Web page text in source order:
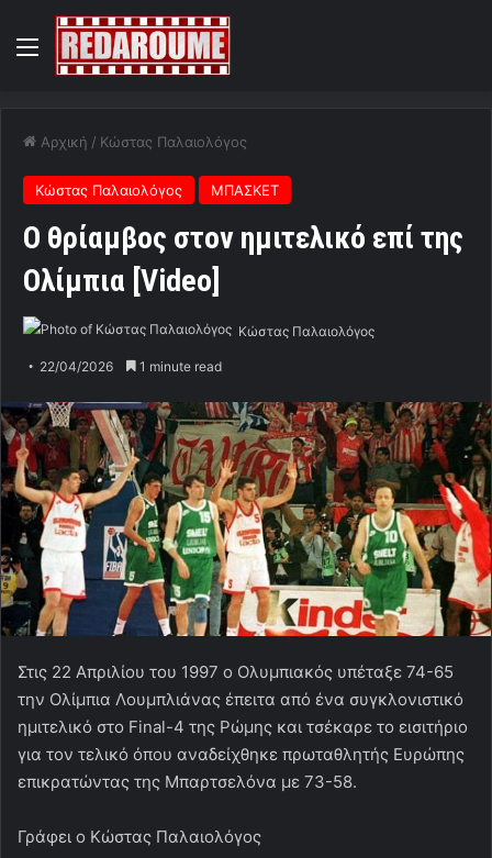
Menu
Αρχική / Κώστας Παλαιολόγος
Κώστας Παλαιολόγος ΜΠΑΣΚΕΤ
O θρίαμβος στον ημιτελικό επί της
Ολίμπια [Video]
Κώστας Παλαιολόγος
22/04/2026 1 minute read
Στις 22 Απριλίου του 1997 ο Ολυμπιακός υπέταξε 74-65
την Ολίμπια Λουμπλιάνας έπειτα από ένα συγκλονιστικό
ημιτελικό στο Final-4 της Ρώμης και τσέκαρε το εισιτήριο
για τον τελικό όπου αναδείχθηκε πρωταθλητής Ευρώπης
επικρατώντας της Μπαρτσελόνα με 73-58.
Γράφει ο Κώστας Παλαιολόγος